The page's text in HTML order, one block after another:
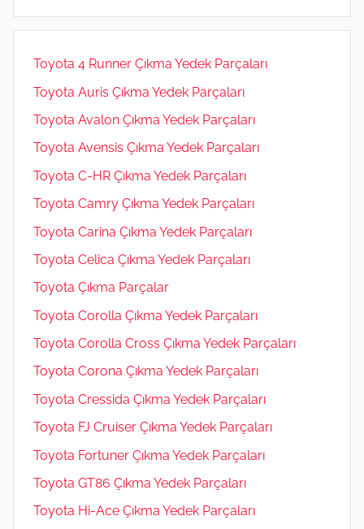
m
Toyota 4 Runner Çıkma Yedek Parçaları
Toyota Auris Çıkma Yedek Parçaları
Toyota Avalon Çıkma Yedek Parçaları
Toyota Avensis Çıkma Yedek Parçaları
Toyota C-HR Çıkma Yedek Parçaları
Toyota Camry Çıkma Yedek Parçaları
Toyota Carina Çıkma Yedek Parçaları
Toyota Celica Çıkma Yedek Parçaları
Toyota Çıkma Parçalar
Toyota Corolla Çıkma Yedek Parçaları
Toyota Corolla Cross Çıkma Yedek Parçaları
Toyota Corona Çıkma Yedek Parçaları
Toyota Cressida Çıkma Yedek Parçaları
Toyota FJ Cruiser Çıkma Yedek Parçaları
Toyota Fortuner Çıkma Yedek Parçaları
Toyota GT86 Çıkma Yedek Parçaları
Toyota Hi-Ace Çıkma Yedek Parçaları